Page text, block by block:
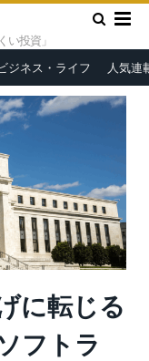
い投資」
ジネス・ライフ 人気連
げに転じる光と影。米
リスクの兆候？＝
に転じる
フトラ